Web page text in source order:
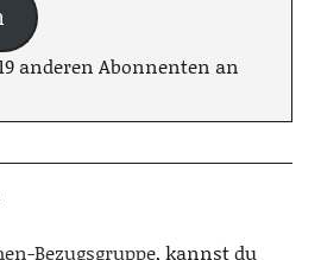
anderen Abonnenten an
Bezugsgruppe, kannst du